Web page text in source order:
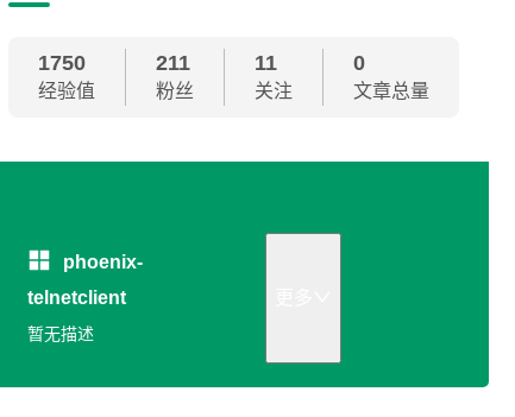
1750
经验值
211
粉丝
11
关注
0
文章总量
phoenix-
telnetclient
暂无描述